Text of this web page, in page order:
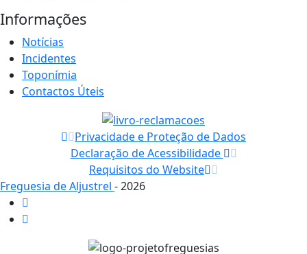
Informações
Notícias
Incidentes
Toponímia
Contactos Úteis
Privacidade e Proteção de Dados
Declaração de Acessibilidade
Requisitos do Website
Freguesia de Aljustrel - 2026